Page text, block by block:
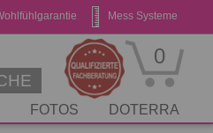
Mess Systeme
Stickservice
Gutscheine
0
FOTOS DOTERRA